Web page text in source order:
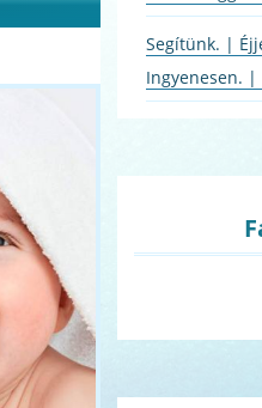
Segítünk. |
Ingyenesen.